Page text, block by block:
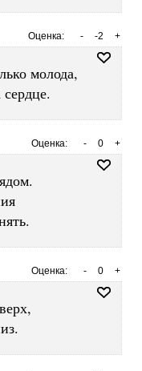
Оценка: +
-2
-
молода,
Оценка: +
0
-
Оценка: +
0
-